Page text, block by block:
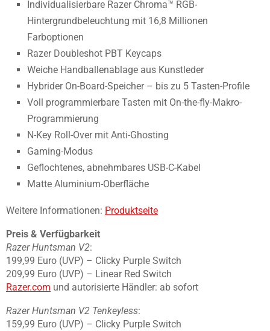
Individualisierbare Razer Chroma™ RGB-
Hintergrundbeleuchtung mit 16,8 Millionen
Farboptionen
Razer Doubleshot PBT Keycaps
Weiche Handballenablage aus Kunstleder
Hybrider On-Board-Speicher – bis zu 5 Tasten-Profile
Voll programmierbare Tasten mit On-the-fly-Makro-
Programmierung
N-Key Roll-Over mit Anti-Ghosting
Gaming-Modus
Geflochtenes, abnehmbares USB-C-Kabel
Matte Aluminium-Oberfläche
Weitere Informationen: Produktseite
Preis & Verfügbarkeit
Razer Huntsman V2:
199,99 Euro (UVP) – Clicky Purple Switch
209,99 Euro (UVP) – Linear Red Switch
Razer.com und autorisierte Händler: ab sofort
Razer Huntsman V2 Tenkeyless:
159,99 Euro (UVP) – Clicky Purple Switch